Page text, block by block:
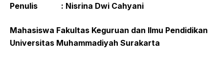
Penulis : Nisrina Dwi Cahyani
Mahasiswa Fakultas Keguruan dan Ilmu Pendidikan
Universitas Muhammadiyah Surakarta